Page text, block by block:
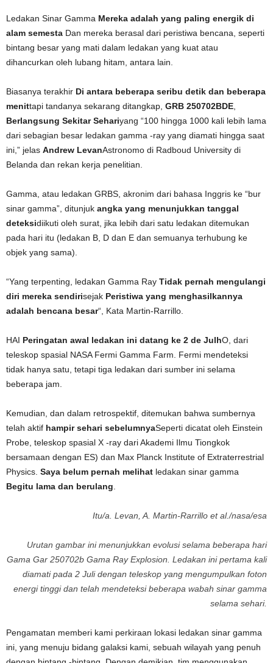
Ledakan Sinar Gamma Mereka adalah yang paling energik di
alam semesta Dan mereka berasal dari peristiwa bencana, seperti
bintang besar yang mati dalam ledakan yang kuat atau
dihancurkan oleh lubang hitam, antara lain.
Biasanya terakhir Di antara beberapa seribu detik dan beberapa
menittapi tandanya sekarang ditangkap, GRB 250702BDE
Berlangsung Sekitar Sehariyang “100 hingga 1000 kali lebih lama
dari sebagian besar ledakan gamma -ray yang diamati hingga saat
ini,” jelas Andrew LevanAstronomo di Radboud University di
Belanda dan rekan kerja penelitian.
Gamma, atau ledakan GRBS, akronim dari bahasa Inggris ke “bur
sinar gamma”, ditunjuk angka yang menunjukkan tanggal
deteksidiikuti oleh surat, jika lebih dari satu ledakan ditemukan
pada hari itu (ledakan B, D dan E dan semuanya terhubung ke
objek yang sama).
“Yang terpenting, ledakan Gamma Ray Tidak pernah mengulangi
diri mereka sendirisejak Peristiwa yang menghasilkannya
adalah bencana besar“, Kata Martin-Rarrillo.
HAI Peringatan awal ledakan ini datang ke 2 de JulhO, dari
teleskop spasial NASA Fermi Gamma Farm. Fermi mendeteksi
tidak hanya satu, tetapi tiga ledakan dari sumber ini selama
beberapa jam.
Kemudian, dan dalam retrospektif, ditemukan bahwa sumbernya
telah aktif hampir sehari sebelumnyaSeperti dicatat oleh Einstein
Probe, teleskop spasial X -ray dari Akademi Ilmu Tiongkok
bersamaan dengan ES) dan Max Planck Institute of Extraterrestrial
Physics. Saya belum pernah melihat ledakan sinar gamma
Begitu lama dan berulang
Itu/a. Levan, A. Martin-Rarrillo et al./nasa/esa
Urutan gambar ini menunjukkan evolusi selama beberapa hari
Gama Gar 250702b Gama Ray Explosion. Ledakan ini pertama kali
diamati pada 2 Juli dengan teleskop yang mengumpulkan foton
energi tinggi dan telah mendeteksi beberapa wabah sinar gamma
selama sehari.
Pengamatan memberi kami perkiraan lokasi ledakan sinar gamma
ini, yang menuju bidang galaksi kami, sebuah wilayah yang penuh